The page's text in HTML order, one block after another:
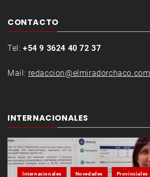
CONTACTO
Tel: +54 9 3624 40 72 37
Mail: redaccion@elmiradorchaco.com
INTERNACIONALES
Internacionales Novedades Provinciales